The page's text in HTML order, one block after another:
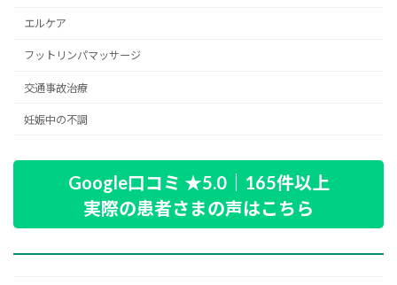
エルケア
フットリンパマッサージ
交通事故治療
妊娠中の不調
Google口コミ ★5.0｜165件以上
実際の患者さまの声はこちら